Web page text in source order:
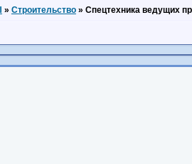
» Строительство » Спецтехника ведущих